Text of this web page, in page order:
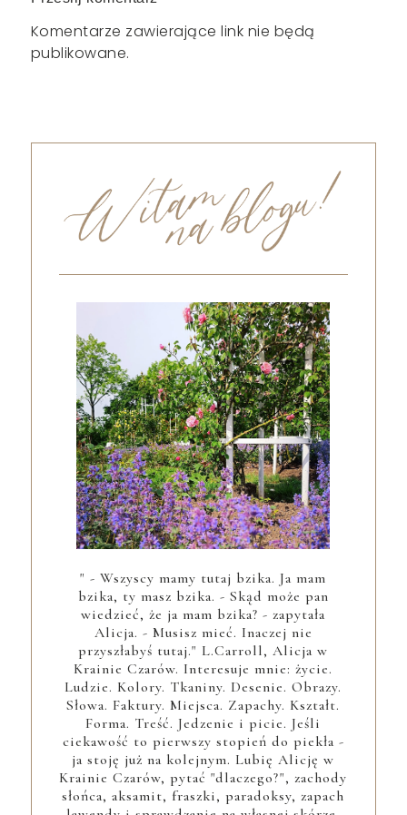
Komentarze zawierające link nie będą
publikowane.
" - Wszyscy mamy tutaj bzika. Ja mam
bzika, ty masz bzika. - Skąd może pan
wiedzieć, że ja mam bzika? - zapytała
Alicja. - Musisz mieć. Inaczej nie
przyszłabyś tutaj." L.Carroll, Alicja w
Krainie Czarów. Interesuje mnie: życie.
Ludzie. Kolory. Tkaniny. Desenie. Obrazy.
Słowa. Faktury. Miejsca. Zapachy. Kształt.
Forma. Treść. Jedzenie i picie. Jeśli
ciekawość to pierwszy stopień do piekła -
ja stoję już na kolejnym. Lubię Alicję w
Krainie Czarów, pytać "dlaczego?", zachody
słońca, aksamit, fraszki, paradoksy, zapach